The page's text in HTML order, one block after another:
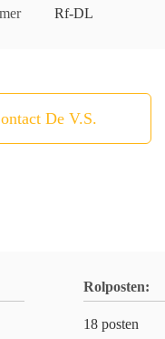
Rf-DL
De V.S.
Rolposten:
18 posten